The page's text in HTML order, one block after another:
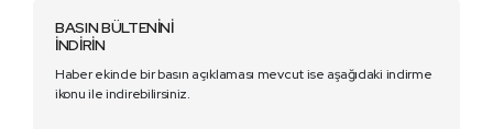
BASIN BÜLTENİNİ
İNDİRİN
Haber ekinde bir basın açıklaması mevcut ise aşağıdaki indirme
ikonu ile indirebilirsiniz.